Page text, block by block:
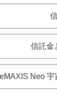
信託金
eMAXIS Neo 宇